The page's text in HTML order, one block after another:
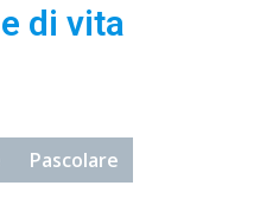
di vita
Pascolare